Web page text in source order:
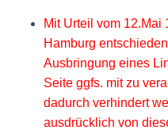
Mit Urteil vom 12.Mai
Hamburg
Ausbringung eines
Seite ggfs. mit zu
dadurch verhindert
ausdrücklich von